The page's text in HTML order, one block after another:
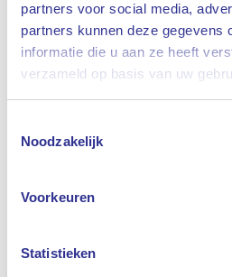
partners voor social media,
partners kunnen deze gegevens
informatie die u aan ze heeft
verzameld op basis van uw
Noodzakelijk
Voorkeuren
Statistieken